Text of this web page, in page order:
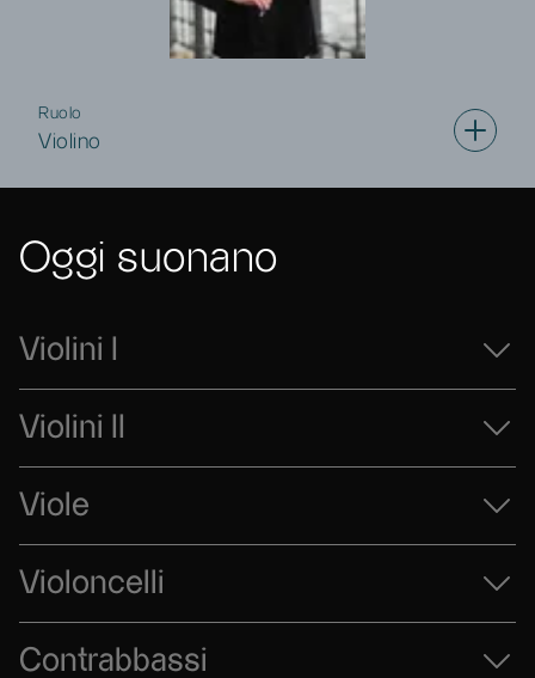
Ruolo
Violino
Oggi suonano
Violini I
Violini II
Viole
Violoncelli
Contrabbassi